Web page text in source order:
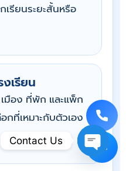
เรียนระยะสั้นหรือ
งเรียน
มือง ที่พัก และแพ็ก
กที่เหมาะกับตัวเอง
Contact Us
Open